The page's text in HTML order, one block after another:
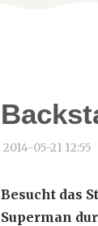
2014-05-21 12:55
Besucht das
Superman